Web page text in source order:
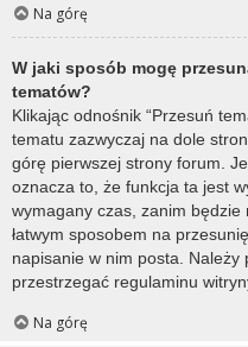
Na górę
W jaki sposób mogę
tematów?
Klikając odnośnik “Przesuń
tematu zazwyczaj na dole
górę pierwszej strony forum.
oznacza to, że funkcja ta jest
wymagany czas, zanim będzie
łatwym sposobem na
napisanie w nim posta. Należy
przestrzegać regulaminu
Na górę